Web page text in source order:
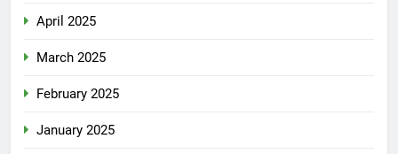
April 2025
March 2025
February 2025
January 2025